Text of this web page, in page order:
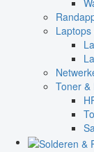
Toner &